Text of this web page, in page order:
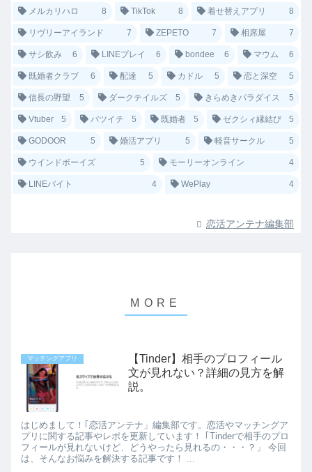
メルカリハロ 8 TikTok 8 着せ替えアプリ 8
リヴリーアイランド 7 ZEPETO 7 相席屋 7
サシ飲み 6 LINEプレイ 6 bondee 6 マウム 6
既婚者クラブ 6 配達 5 カドル 5 恋と深空 5
信長の野望 5 ダークテイルズ 5 きらめきパラダイス 5
Vtuber 5 バツイチ 5 既婚者 5 ゼクシィ縁結び 5
GODOOR 5 婚活アプリ 5 軽音サークル 5
ウインドボーイズ 5 モーリーオンライン 4
LINEバイト 4 WePlay 4
恋活アンテナ編集部
マッチングアプリ
【Tinder】相手のプロフィール
文が見れない？詳細の見方を解
説。
はじめまして！｢恋活アンテナ」編集部です。恋活やマッチングア
プリに関する記事やレポを更新しています！ ｢Tinderで相手のプロ
フィールが見れないけど、どうやったら見れるの・・・？」 今回
は、そんなお悩みを解決する記事です！ ...